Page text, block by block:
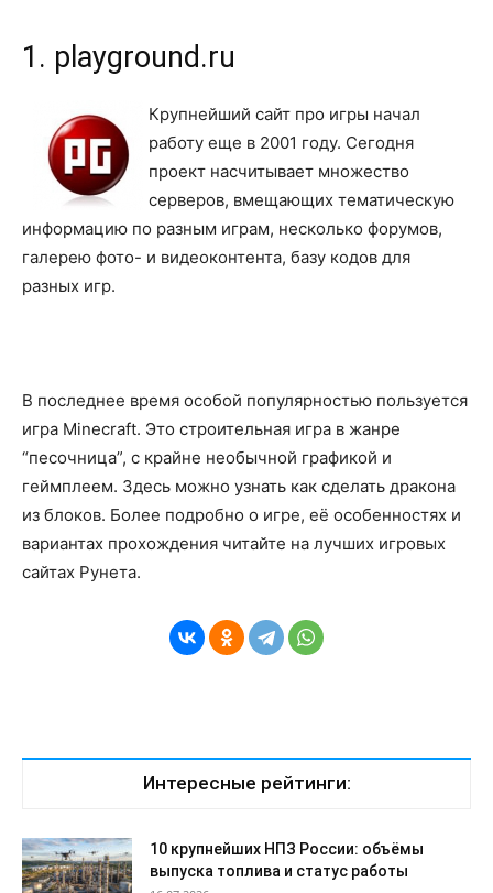
1. playground.ru
Крупнейший сайт про игры начал
работу еще в 2001 году. Сегодня
проект насчитывает множество
серверов, вмещающих тематическую
информацию по разным играм, несколько форумов,
галерею фото- и видеоконтента, базу кодов для
разных игр.
В последнее время особой популярностью пользуется
игра Minecraft. Это строительная игра в жанре
“песочница”, с крайне необычной графикой и
геймплеем. Здесь можно узнать как сделать дракона
из блоков. Более подробно о игре, её особенностях и
вариантах прохождения читайте на лучших игровых
сайтах Рунета.
Интересные рейтинги:
10 крупнейших НПЗ России: объёмы
выпуска топлива и статус работы